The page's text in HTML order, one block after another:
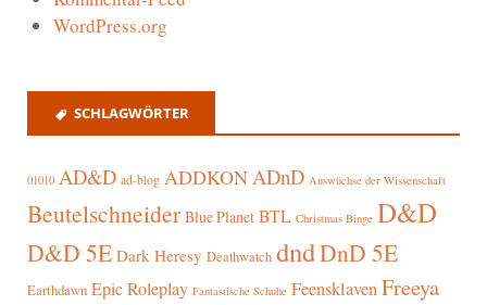
WordPress.org
SCHLAGWÖRTER
01010 AD&D ad-blog ADDKONADnD Auswüchse der Wissenschaft
Beutelschneider Blue Planet BTL Christmas Binge D&D
D&D 5E Dark Heresy Deathwatch dndDnD 5E
Earthdawn Epic Roleplay Fantastische Schuhe FeensklavenFreeya